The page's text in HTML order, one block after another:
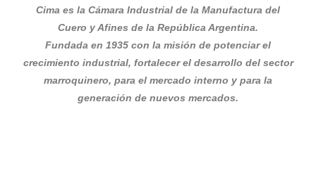
Cima es la Cámara Industrial de la Manufactura del
Cuero y Afines de la República Argentina.
Fundada en 1935 con la misión de potenciar el
crecimiento industrial, fortalecer el desarrollo del sector
marroquinero, para el mercado interno y para la
generación de nuevos mercados.